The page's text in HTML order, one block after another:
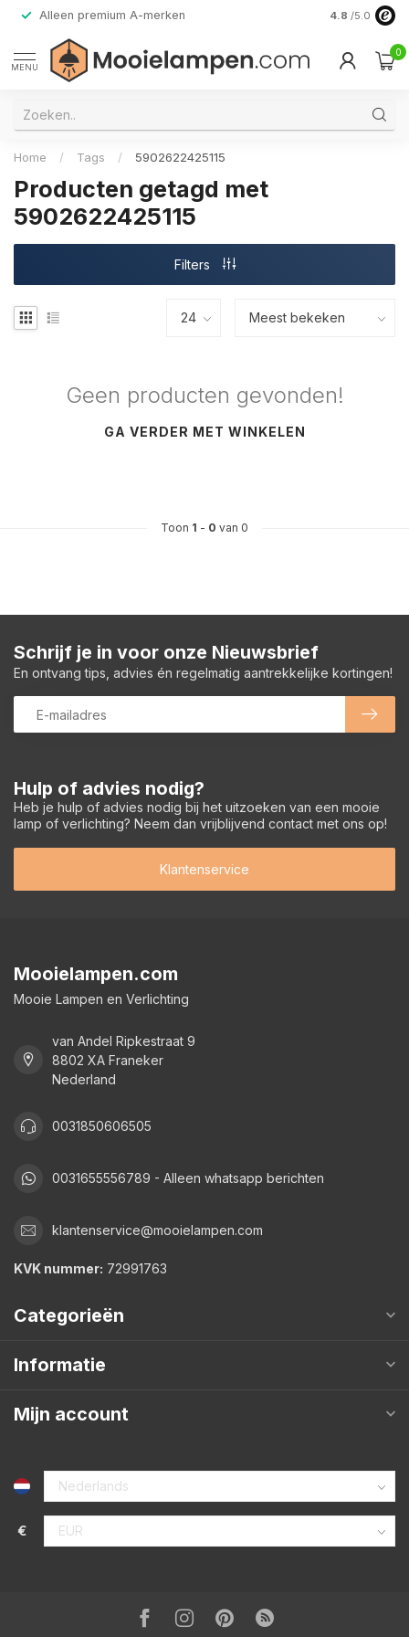
Alleen premium A-merken 4.8 /5.0
MENU
0
Home / Tags / 5902622425115
Producten getagd met
5902622425115
Filters
Geen producten gevonden!
GA VERDER MET WINKELEN
Toon 1 - 0 van 0
Hulp of advies nodig?
Heb je hulp of advies nodig bij het uitzoeken van een mooie
lamp of verlichting? Neem dan vrijblijvend contact met ons op!
Klantenservice
Schrijf je in voor onze Nieuwsbrief
En ontvang tips, advies én regelmatig aantrekkelijke kortingen!
Mooielampen.com
Mooie Lampen en Verlichting
van Andel Ripkestraat 9
8802 XA Franeker
Nederland
0031850606505
0031655556789 - Alleen whatsapp berichten
klantenservice@mooielampen.com
KVK nummer: 72991763
Categorieën
Informatie
Mijn account
€